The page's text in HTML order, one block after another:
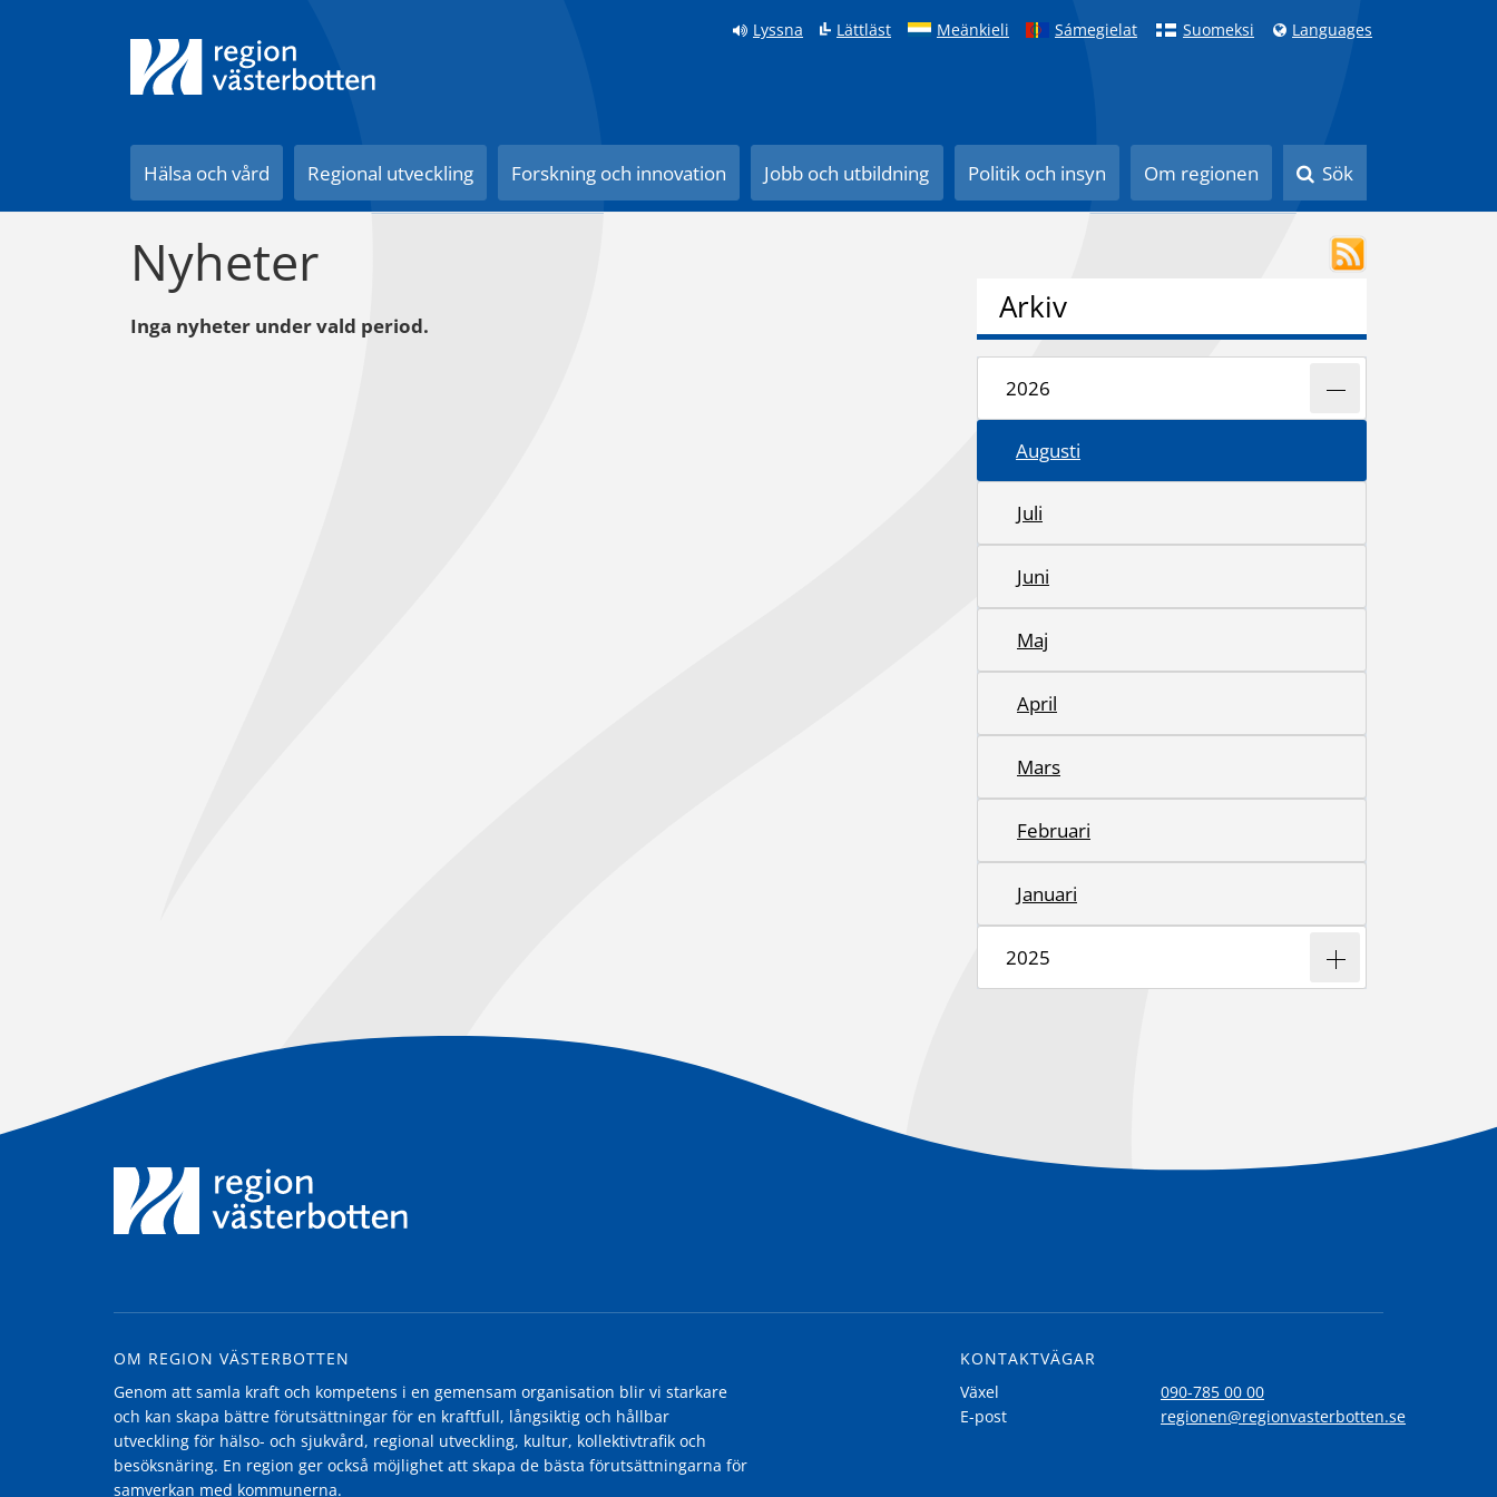
Lyssna Lättläst Meänkieli Sámegielat Suomeksi Languages
Hälsa och vård Regional utveckling Forskning och innovation Jobb och utbildning Politik och insyn Om regionen Sök
Nyheter
Inga nyheter under vald period. Arkiv
2026
Augusti
Juli
Juni
Maj
April
Mars
Februari
Januari
2025
OM REGION VÄSTERBOTTEN
Genom att samla kraft och kompetens i en gemensam organisation blir vi starkare
och kan skapa bättre förutsättningar för en kraftfull, långsiktig och hållbar
utveckling för hälso- och sjukvård, regional utveckling, kultur, kollektivtrafik och
besöksnäring. En region ger också möjlighet att skapa de bästa förutsättningarna för
samverkan med kommunerna.
KONTAKTVÄGAR
Växel
090-785 00 00
E-post
regionen@regionvasterbotten.se